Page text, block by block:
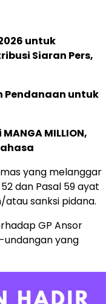
untuk
Siaran Pers,
Pendanaan untuk
MILLION,
yang melanggar
dan Pasal 59 ayat
sanksi pidana.
GP Ansor
yang